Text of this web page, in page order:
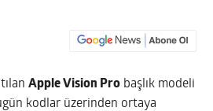
Apple Vision Pro başlık modeli
kodlar üzerinden ortaya